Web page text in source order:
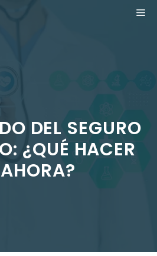
DEL SEGURO
¿QUÉ HACER
AHORA?